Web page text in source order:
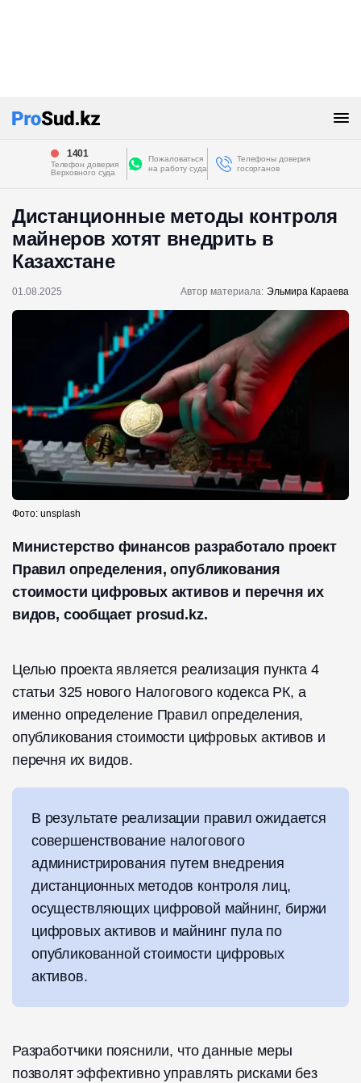
1401
Телефон доверия
Верховного суда
Пожаловаться
на работу суда
Телефоны доверия
госорганов
Дистанционные методы контроля
майнеров хотят внедрить в
Казахстане
01.08.2025 Автор материала: Эльмира Караева
Фото: unsplash
Министерство финансов разработало проект
Правил определения, опубликования
стоимости цифровых активов и перечня их
видов, сообщает prosud.kz.
Целью проекта является реализация пункта 4
статьи 325 нового Налогового кодекса РК, а
именно определение Правил определения,
опубликования стоимости цифровых активов и
перечня их видов.
В результате реализации правил ожидается
совершенствование налогового
администрирования путем внедрения
дистанционных методов контроля лиц,
осуществляющих цифровой майнинг, биржи
цифровых активов и майнинг пула по
опубликованной стоимости цифровых
активов.
Разработчики пояснили, что данные меры
позволят эффективно управлять рисками без